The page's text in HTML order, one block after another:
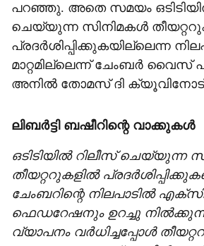
പറഞ്ഞു. അതെ സമയം
ചെയ്യുന്ന സിനിമകൾ
പ്രദർശിപ്പിക്കുകയില്ലെന്ന
മാറ്റമില്ലെന്ന് ചേംബർ വൈസ്
അനിൽ തോമസ് ദി
ലിബർട്ടി ബഷീറിന്റെ വാക്കുകൾ
ഒടിടിയിൽ റിലീസ് ചെയ്യുന്ന
തീയറ്ററുകളിൽ
ചേംബറിന്റെ നിലപാടിൽ
ഫെഡറേഷനും ഉറച്ചു
വ്യാപനം വർധിച്ചപ്പോൾ